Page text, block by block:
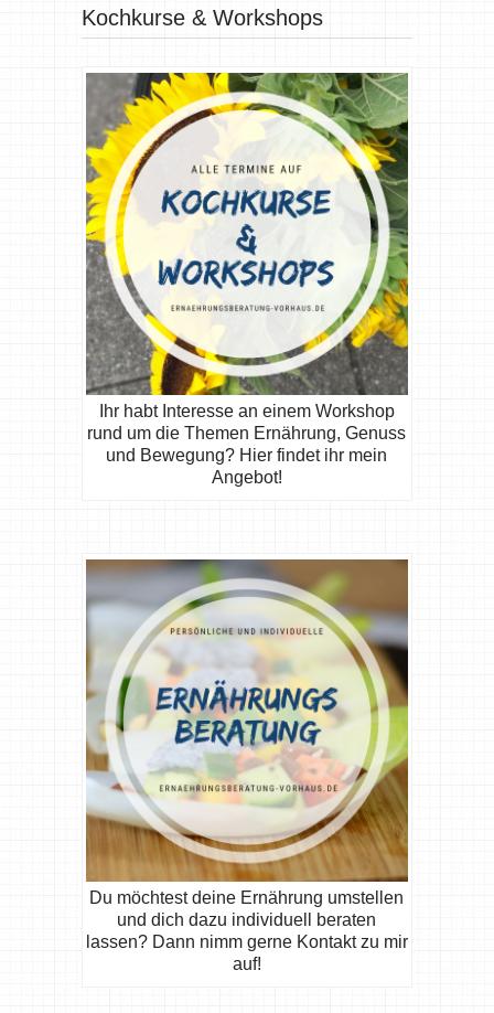
Kochkurse & Workshops
Ihr habt Interesse an einem Workshop
rund um die Themen Ernährung, Genuss
und Bewegung? Hier findet ihr mein
Angebot!
Du möchtest deine Ernährung umstellen
und dich dazu individuell beraten
lassen? Dann nimm gerne Kontakt zu mir
auf!